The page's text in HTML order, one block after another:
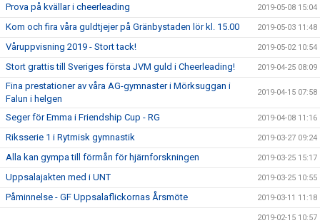
Prova på kvällar i cheerleading 2019-05-08 15:04
Kom och fira våra guldtjejer på Gränbystaden lör kl. 15.00 2019-05-03 11:48
Våruppvisning 2019 - Stort tack! 2019-05-02 10:54
Stort grattis till Sveriges första JVM guld i Cheerleading! 2019-04-25 08:09
Fina prestationer av våra AG-gymnaster i Mörksuggan i
Falun i helgen
2019-04-15 07:58
Seger för Emma i Friendship Cup - RG 2019-04-08 11:16
Riksserie 1 i Rytmisk gymnastik 2019-03-27 09:24
Alla kan gympa till förmån för hjärnforskningen 2019-03-25 15:17
Uppsalajakten med i UNT 2019-03-25 10:55
Påminnelse - GF Uppsalaflickornas Årsmöte 2019-03-11 11:18
2019-02-15 10:57